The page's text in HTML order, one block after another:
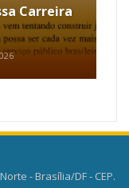
Carreira
- Brasília/DF - CEP.